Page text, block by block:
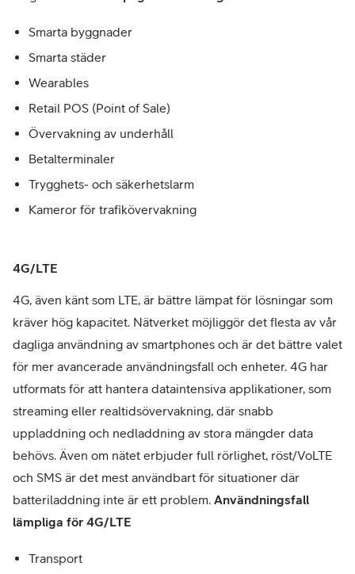
Smarta byggnader
Smarta städer
Wearables
Retail POS (Point of Sale)
Övervakning av underhåll
Betalterminaler
Trygghets- och säkerhetslarm
Kameror för trafikövervakning
4G/LTE
4G, även känt som LTE, är bättre lämpat för lösningar som
kräver hög kapacitet. Nätverket möjliggör det flesta av vår
dagliga användning av smartphones och är det bättre valet
för mer avancerade användningsfall och enheter. 4G har
utformats för att hantera dataintensiva applikationer, som
streaming eller realtidsövervakning, där snabb
uppladdning och nedladdning av stora mängder data
behövs. Även om nätet erbjuder full rörlighet, röst/VoLTE
och SMS är det mest användbart för situationer där
batteriladdning inte är ett problem. Användningsfall
lämpliga för 4G/LTE
Transport